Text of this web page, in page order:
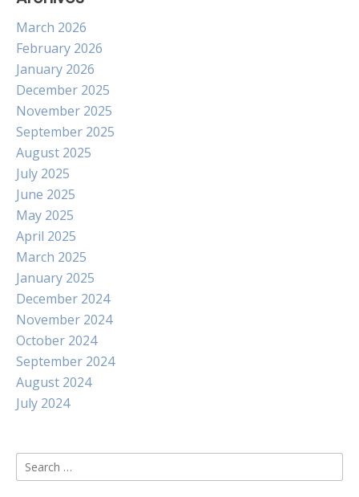
March 2026
February 2026
January 2026
December 2025
November 2025
September 2025
August 2025
July 2025
June 2025
May 2025
April 2025
March 2025
January 2025
December 2024
November 2024
October 2024
September 2024
August 2024
July 2024
Search
for: